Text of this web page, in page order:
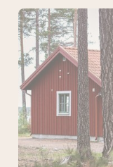
Svartviksstugan